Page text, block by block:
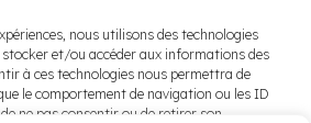
nous utilisons des technologies
stocker et/ou accéder aux informations des
à ces technologies nous permettra de
le comportement de navigation ou les ID
ne pas consentir ou de retirer son